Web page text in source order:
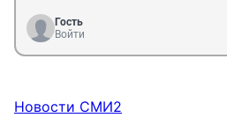
Гость
Войти
Новости СМИ2